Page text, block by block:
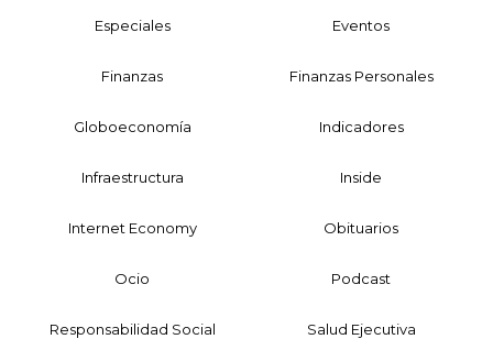
Especiales Eventos
Finanzas Finanzas Personales
Globoeconomía Indicadores
Infraestructura Inside
Internet Economy Obituarios
Ocio Podcast
Responsabilidad Social Salud Ejecutiva